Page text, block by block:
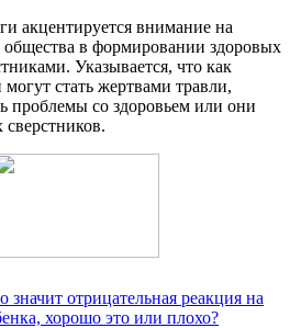
акцентируется внимание на
в формировании здоровых
Указывается, что как
стать жертвами травли,
проблемы со здоровьем или они
значит отрицательная реакция на
хорошо это или плохо?